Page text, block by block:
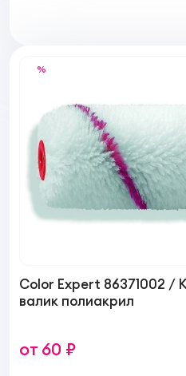
%
Color Expert 86371002 /
валик полиакрил
от 60 ₽